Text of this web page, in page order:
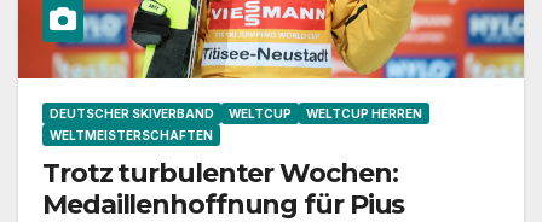
DEUTSCHER SKIVERBAND WELTCUP
WELTCUP HERREN
WELTMEISTERSCHAFTEN
Trotz turbulenter Wochen:
Medaillenhoffnung für Pius